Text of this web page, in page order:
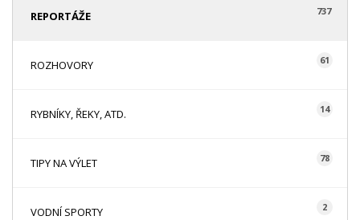
REPORTÁŽE 737
ROZHOVORY 61
RYBNÍKY, ŘEKY, ATD. 14
TIPY NA VÝLET 78
VODNÍ SPORTY 2